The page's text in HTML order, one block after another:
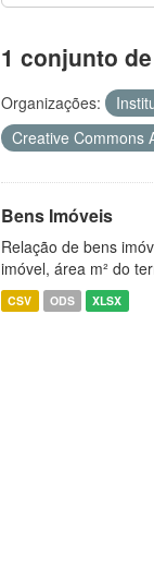
1 conjunto
Organizações:
Creative Commons
Bens Imóveis
Relação de bens
imóvel, área m² do
CSV ODS XLSX